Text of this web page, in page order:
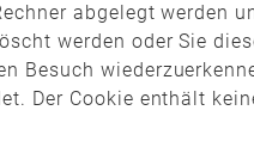
abgelegt werden
werden oder Sie
Besuch
Der Cookie enthält